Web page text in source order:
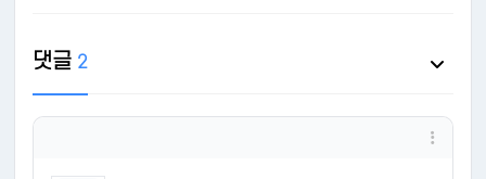
댓글 2